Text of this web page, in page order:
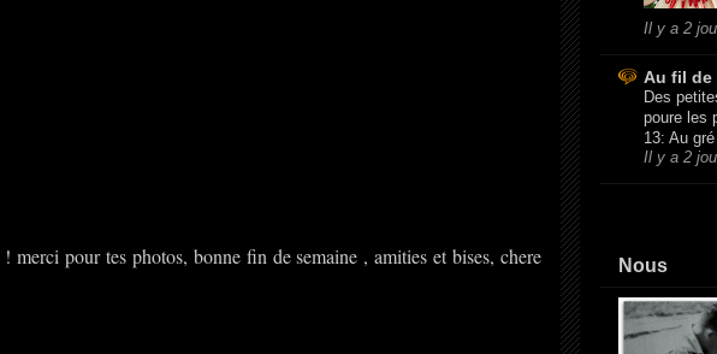
merci pour tes photos, bonne fin de semaine , amities et bises, chere
Il y a 2
Au fil de
Des
poure les
13: Au
Il y a 2
Nous